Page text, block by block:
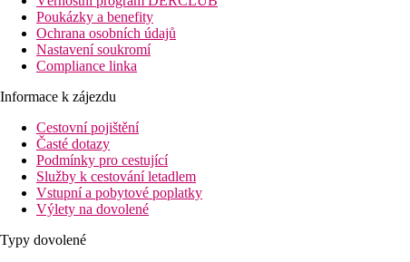
Poukázky a benefity
Ochrana osobních údajů
Nastavení soukromí
Compliance linka
Informace k zájezdu
Cestovní pojištění
Časté dotazy
Podmínky pro cestující
Služby k cestování letadlem
Vstupní a pobytové poplatky
Výlety na dovolené
Typy dovolené